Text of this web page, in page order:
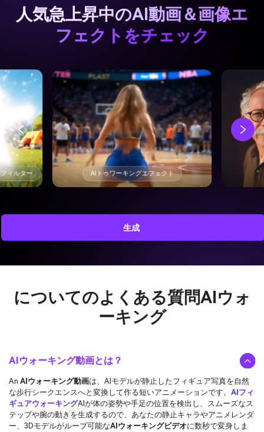
人気急上昇中のAI動画＆画像エ
フェクトをチェック
ィルター AIトゥワーキングエフェクト
生成
についてのよくある質問AIウォ
ーキング
AIウォーキング動画とは？
An AIウォーキング動画は、AIモデルが静止したフィギュア写真を自然
な歩行シークエンスへと変換して作る短いアニメーションです。 AIフィ
ギュアウォーキングAIが体の姿勢や手足の位置を検出し、スムーズなス
テップや腕の動きを生成するので、あなたの静止キャラやアニメレンダ
ー、3Dモデルがループ可能なAIウォーキングビデオに数秒で変身しま